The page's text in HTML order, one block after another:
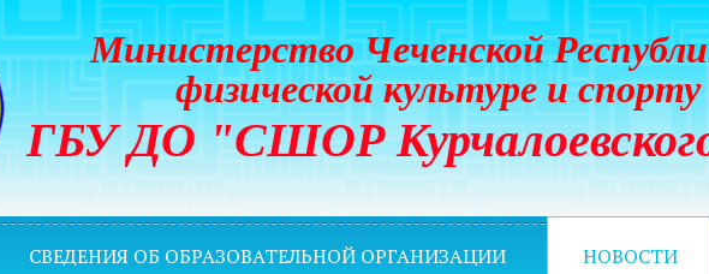
Министерство Чеченской
ГБУ ДО "СШОР
физической культуре и спорту
СВЕДЕНИЯ ОБ ОБРАЗОВАТЕЛЬНОЙ ОРГАНИЗАЦИИ НОВОСТИ